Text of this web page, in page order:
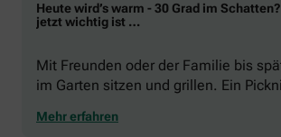
Heute wird’s warm - 30 Grad im
jetzt wichtig ist …
Mit Freunden oder der Familie bis
im Garten sitzen und grillen. Ein
den See gleiten oder eine Radtour
Mehr erfahren